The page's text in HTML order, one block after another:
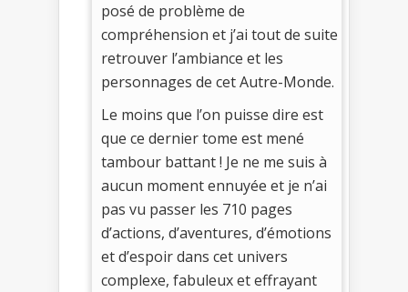
posé de problème de
compréhension et j’ai tout de suite
retrouver l’ambiance et les
personnages de cet Autre-Monde.
Le moins que l’on puisse dire est
que ce dernier tome est mené
tambour battant ! Je ne me suis à
aucun moment ennuyée et je n’ai
pas vu passer les 710 pages
d’actions, d’aventures, d’émotions
et d’espoir dans cet univers
complexe, fabuleux et effrayant